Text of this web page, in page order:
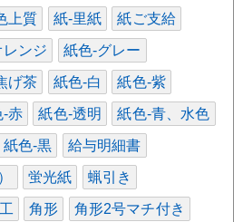
上質 紙-里紙 紙ご支給
ンジ 紙色-グレー
げ茶 紙色-白 紙色-紫
-赤 紙色-透明 紙色-青、水色
紙色-黒 給与明細書
蛍光紙 蝋引き
角形 角形2号マチ付き